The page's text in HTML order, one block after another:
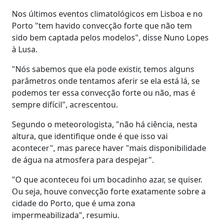
Nos últimos eventos climatológicos em Lisboa e no
Porto "tem havido convecção forte que não tem
sido bem captada pelos modelos", disse Nuno Lopes
à Lusa.
"Nós sabemos que ela pode existir, temos alguns
parâmetros onde tentamos aferir se ela está lá, se
podemos ter essa convecção forte ou não, mas é
sempre difícil", acrescentou.
Segundo o meteorologista, "não há ciência, nesta
altura, que identifique onde é que isso vai
acontecer", mas parece haver "mais disponibilidade
de água na atmosfera para despejar".
"O que aconteceu foi um bocadinho azar, se quiser.
Ou seja, houve convecção forte exatamente sobre a
cidade do Porto, que é uma zona
impermeabilizada", resumiu.